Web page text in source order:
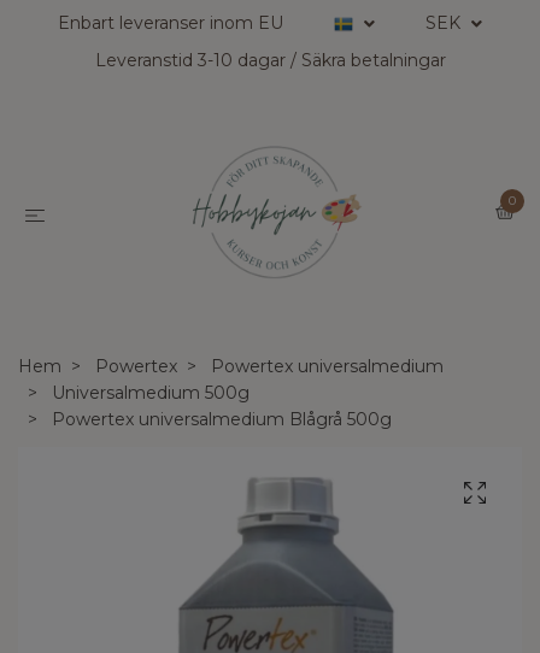
Enbart leveranser inom EU
SEK
Leveranstid 3-10 dagar / Säkra betalningar
0
Hem Powertex
Powertex universalmedium
Universalmedium 500g
Powertex universalmedium Blågrå 500g